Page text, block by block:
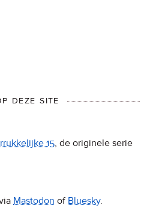
DEZE SITE
15, de originele serie
Mastodon ofBluesky.